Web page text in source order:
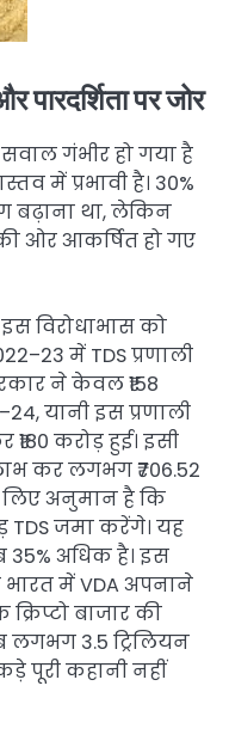
पारदर्शिता पर जोर
गंभीर हो गया है
में प्रभावी है। 30%
बढ़ाना था, लेकिन
की ओर आकर्षित हो गए
विरोधाभास को
में TDS प्रणाली
ने केवल ₹158
यानी इस प्रणाली
करोड़ हुई। इसी
कर लगभग ₹706.52
लिए अनुमान है कि
जमा करेंगे। यह
35% अधिक है। इस
में VDA अपनाने
बाजार की
3.5 ट्रिलियन
पूरी कहानी नहीं